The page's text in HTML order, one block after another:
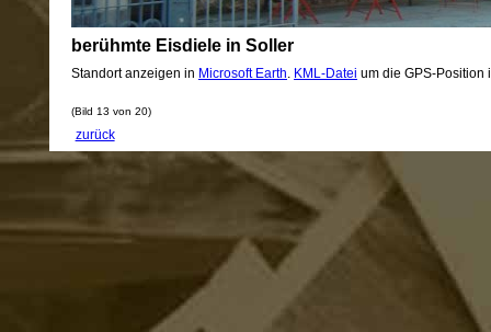
berühmte Eisdiele in Soller
Standort anzeigen in Microsoft Earth KML-Datei um die GPS-Position
(Bild 13 von 20)
zurück